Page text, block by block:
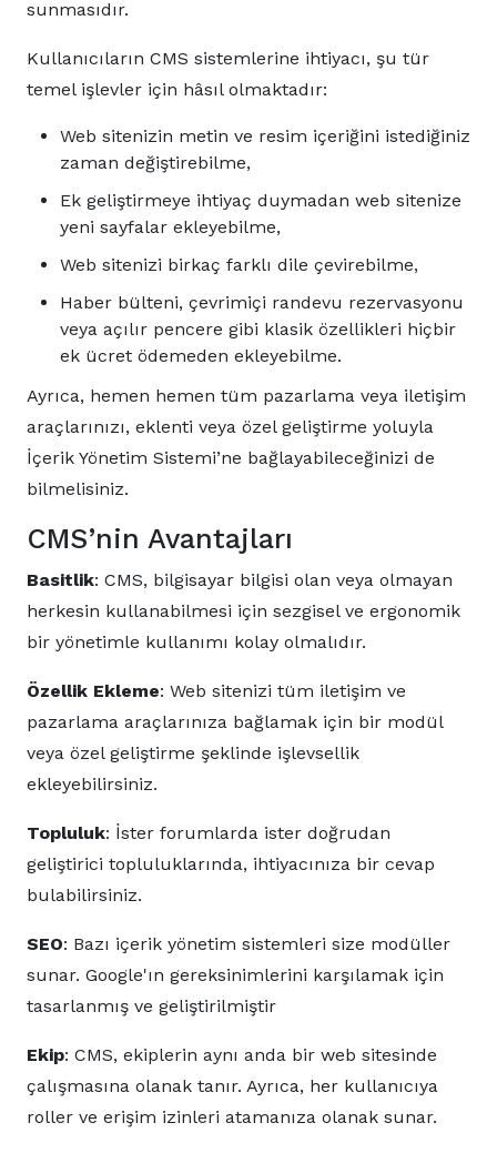
sunmasıdır.
Kullanıcıların CMS sistemlerine ihtiyacı, şu tür
temel işlevler için hâsıl olmaktadır:
Web sitenizin metin ve resim içeriğini istediğiniz
zaman değiştirebilme,
Ek geliştirmeye ihtiyaç duymadan web sitenize
yeni sayfalar ekleyebilme,
Web sitenizi birkaç farklı dile çevirebilme,
Haber bülteni, çevrimiçi randevu rezervasyonu
veya açılır pencere gibi klasik özellikleri hiçbir
ek ücret ödemeden ekleyebilme.
Ayrıca, hemen hemen tüm pazarlama veya iletişim
araçlarınızı, eklenti veya özel geliştirme yoluyla
İçerik Yönetim Sistemi’ne bağlayabileceğinizi de
bilmelisiniz.
CMS’nin Avantajları
Basitlik: CMS, bilgisayar bilgisi olan veya olmayan
herkesin kullanabilmesi için sezgisel ve ergonomik
bir yönetimle kullanımı kolay olmalıdır.
Özellik Ekleme: Web sitenizi tüm iletişim ve
pazarlama araçlarınıza bağlamak için bir modül
veya özel geliştirme şeklinde işlevsellik
ekleyebilirsiniz.
Topluluk: İster forumlarda ister doğrudan
geliştirici topluluklarında, ihtiyacınıza bir cevap
bulabilirsiniz.
SEO: Bazı içerik yönetim sistemleri size modüller
sunar. Google'ın gereksinimlerini karşılamak için
tasarlanmış ve geliştirilmiştir
Ekip: CMS, ekiplerin aynı anda bir web sitesinde
çalışmasına olanak tanır. Ayrıca, her kullanıcıya
roller ve erişim izinleri atamanıza olanak sunar.